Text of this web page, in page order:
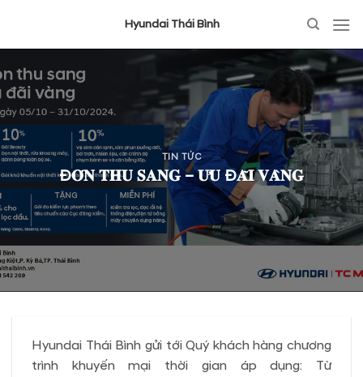
Hyundai Thái Bình
TIN TỨC
Đ𝐎́𝐍 𝐓𝐇𝐔 𝐒𝐀𝐍𝐆 – 𝐔̛𝐔 Đ𝐀̃𝐈 𝐕𝐀̀𝐍𝐆
Hyundai Thái Bình gửi tới Quý khách hàng chương
trình khuyến mại thời gian áp dụng: Từ